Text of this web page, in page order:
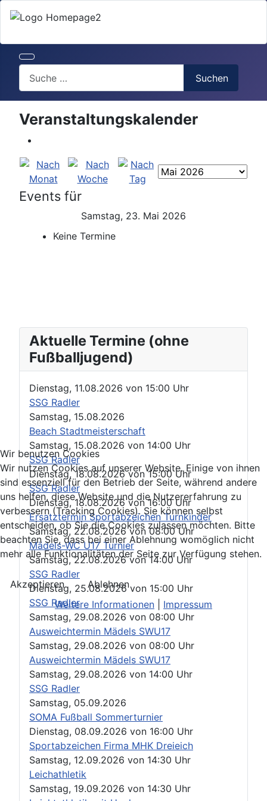
Suchen
Veranstaltungskalender
Events für
Samstag, 23. Mai 2026
Keine Termine
Aktuelle Termine (ohne
Fußballjugend)
Dienstag, 11.08.2026 von 15:00 Uhr
SSG Radler
Samstag, 15.08.2026
Beach Stadtmeisterschaft
Samstag, 15.08.2026 von 14:00 Uhr
SSG Radler
Dienstag, 18.08.2026von15:00 Uhr
SSG Radler
Dienstag, 18.08.2026von16:00 Uhr
Ersatztermin Sportabzeichen Turnkinder
Samstag, 22.08.2026von08:00 Uhr
Mädels-WC U17 Turnier
Samstag, 22.08.2026von14:00 Uhr
SSG Radler
Dienstag, 25.08.2026von 15:00 Uhr
SSG Radler
Samstag, 29.08.2026 von 08:00 Uhr
Ausweichtermin Mädels SWU17
Samstag, 29.08.2026 von 08:00 Uhr
Ausweichtermin Mädels SWU17
Samstag, 29.08.2026 von 14:00 Uhr
SSG Radler
Samstag, 05.09.2026
SOMA Fußball Sommerturnier
Dienstag, 08.09.2026 von 16:00 Uhr
Sportabzeichen Firma MHK Dreieich
Samstag, 12.09.2026 von 14:30 Uhr
Leichathletik
Samstag, 19.09.2026 von 14:30 Uhr
Wir benutzen Cookies
Wir nutzen Cookies auf unserer Website. Einige von ihnen
sind essenziell für den Betrieb der Seite, während andere
uns helfen, diese Website und die Nutzererfahrung zu
verbessern (Tracking Cookies). Sie können selbst
entscheiden, ob Sie die Cookies zulassen möchten. Bitte
beachten Sie, dass bei einer Ablehnung womöglich nicht
mehr alle Funktionalitäten der Seite zur Verfügung stehen.
Akzeptieren
Ablehnen
Weitere Informationen
Impressum